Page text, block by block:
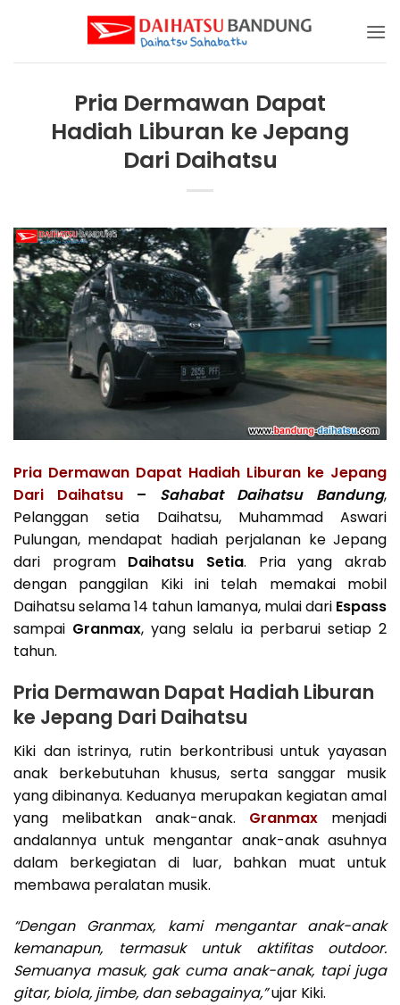
Pria Dermawan Dapat
Hadiah Liburan ke Jepang
Dari Daihatsu
Pria Dermawan Dapat Hadiah Liburan ke Jepang
Dari Daihatsu – Sahabat Daihatsu Bandung,
Pelanggan setia Daihatsu, Muhammad Aswari
Pulungan, mendapat hadiah perjalanan ke Jepang
dari program Daihatsu Setia. Pria yang akrab
dengan panggilan Kiki ini telah memakai mobil
Daihatsu selama 14 tahun lamanya, mulai dari Espass
sampai Granmax, yang selalu ia perbarui setiap 2
tahun.
Pria Dermawan Dapat Hadiah Liburan
ke Jepang Dari Daihatsu
Kiki dan istrinya, rutin berkontribusi untuk yayasan
anak berkebutuhan khusus, serta sanggar musik
yang dibinanya. Keduanya merupakan kegiatan amal
yang melibatkan anak-anak. Granmax
menjadi
andalannya untuk mengantar anak-anak asuhnya
dalam berkegiatan di luar, bahkan muat untuk
membawa peralatan musik.
“Dengan Granmax, kami mengantar anak-anak
kemanapun, termasuk untuk aktifitas outdoor.
Semuanya masuk, gak cuma anak-anak, tapi juga
gitar, biola, jimbe, dan sebagainya,”ujar Kiki.